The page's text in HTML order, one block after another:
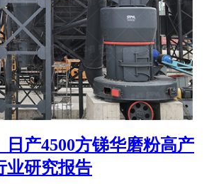
日产4500方锑华磨粉高产
业研究报告